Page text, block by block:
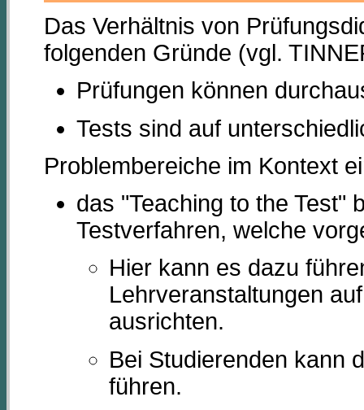
Das Verhältnis von
folgenden Gründe (vgl.
Prüfungen können
Tests sind auf
Problembereiche im Kontext
das "Teaching to the Test"
Testverfahren, welche
Hier kann es dazu
Lehrveranstaltungen
ausrichten.
Bei Studierenden kann
führen.